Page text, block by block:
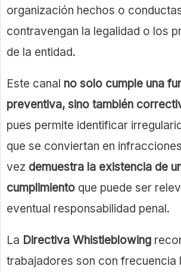
organización hechos o
contravengan la legalidad o los
de la entidad.
Este canal no solo cumple una
preventiva, sino también
pues permite identificar
que se conviertan en
vez demuestra la existencia de
cumplimiento que puede ser
eventual responsabilidad penal.
La Directiva Whistleblowing
trabajadores son con frecuencia